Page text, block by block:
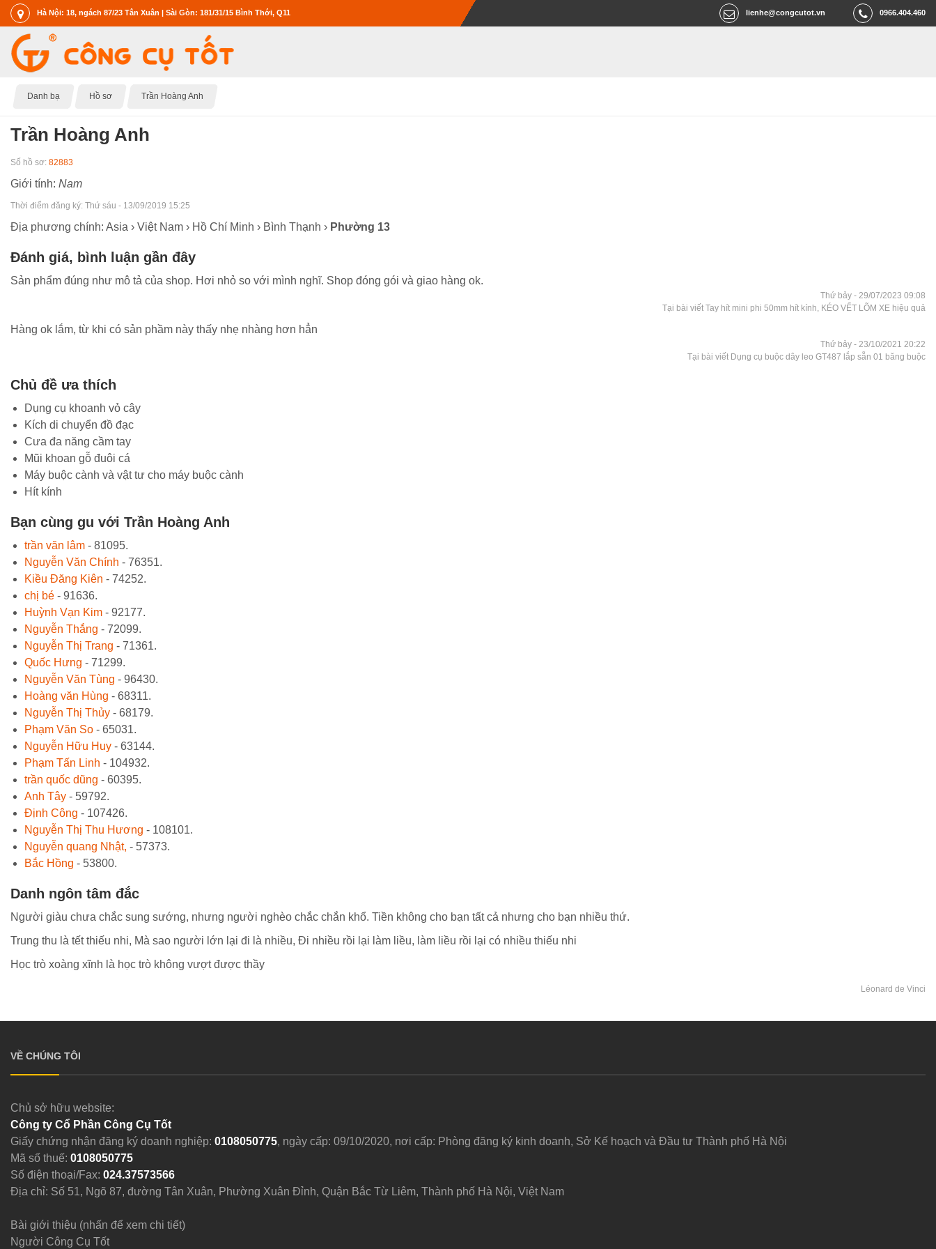
Hà Nội: 18, ngách 87/23 Tân Xuân | Sài Gòn: 181/31/15 Bình Thới, Q11 0966.404.460
lienhe@congcutot.vn
Danh bạ Hồ sơ Trần Hoàng Anh
Trần Hoàng Anh
Số hồ sơ: 82883
Giới tính: Nam
Thời điểm đăng ký: Thứ sáu - 13/09/2019 15:25
Địa phương chính: Asia › Việt Nam › Hồ Chí Minh › Bình Thạnh › Phường 13
Đánh giá, bình luận gần đây
Sản phẩm đúng như mô tả của shop. Hơi nhỏ so với mình nghĩ. Shop đóng gói và giao hàng ok.
Thứ bảy - 29/07/2023 09:08
Tại bài viết Tay hít mini phi 50mm hít kính, KÉO VẾT LÕM XE hiệu quả
Hàng ok lắm, từ khi có sản phầm này thấy nhẹ nhàng hơn hẳn
Thứ bảy - 23/10/2021 20:22
Tại bài viết Dụng cụ buộc dây leo GT487 lắp sẵn 01 băng buộc
Chủ đề ưa thích
Dụng cụ khoanh vỏ cây
Kích di chuyển đồ đạc
Cưa đa năng cầm tay
Mũi khoan gỗ đuôi cá
Máy buộc cành và vật tư cho máy buộc cành
Hít kính
Bạn cùng gu với Trần Hoàng Anh
trần văn lâm - 81095.
Nguyễn Văn Chính - 76351.
Kiều Đăng Kiên - 74252.
chị bé - 91636.
Huỳnh Vạn Kim - 92177.
Nguyễn Thắng - 72099.
Nguyễn Thị Trang - 71361.
Quốc Hưng - 71299.
Nguyễn Văn Tùng - 96430.
Hoàng văn Hùng - 68311.
Nguyễn Thị Thủy - 68179.
Phạm Văn So - 65031.
Nguyễn Hữu Huy - 63144.
Phạm Tấn Linh - 104932.
trần quốc dũng - 60395.
Anh Tây - 59792.
Định Công - 107426.
Nguyễn Thị Thu Hương - 108101.
Nguyễn quang Nhật, - 57373.
Bắc Hồng - 53800.
Danh ngôn tâm đắc
Người giàu chưa chắc sung sướng, nhưng người nghèo chắc chắn khổ. Tiền không cho bạn tất cả nhưng cho bạn nhiều thứ.
Trung thu là tết thiếu nhi, Mà sao người lớn lại đi là nhiều, Đi nhiều rồi lại làm liều, làm liều rồi lại có nhiều thiếu nhi
Học trò xoàng xĩnh là học trò không vượt được thầy
Léonard de Vinci
VỀ CHÚNG TÔI
Chủ sở hữu website:
Công ty Cổ Phần Công Cụ Tốt
Giấy chứng nhận đăng ký doanh nghiệp: 0108050775, ngày cấp: 09/10/2020, nơi cấp: Phòng đăng ký kinh doanh, Sở Kế hoạch và Đầu tư Thành phố Hà Nội
Mã số thuế: 0108050775
Số điện thoại/Fax: 024.37573566
Địa chỉ: Số 51, Ngõ 87, đường Tân Xuân, Phường Xuân Đỉnh, Quận Bắc Từ Liêm, Thành phố Hà Nội, Việt Nam
Bài giới thiệu (nhấn để xem chi tiết)
Người Công Cụ Tốt